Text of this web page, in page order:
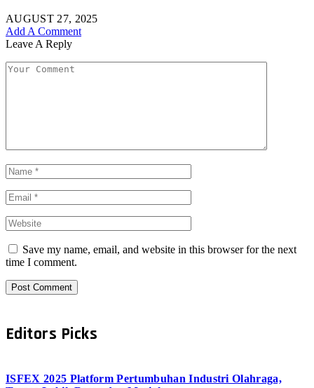
AUGUST 27, 2025
Add A Comment
Leave A Reply
Save my name, email, and website in this browser for the next
time I comment.
Editors Picks
ISFEX 2025 Platform Pertumbuhan Industri Olahraga,